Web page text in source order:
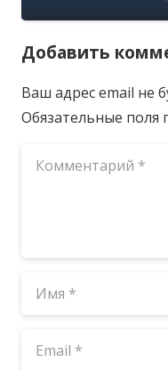
Добавить
Ваш адрес email не
Обязательные поля